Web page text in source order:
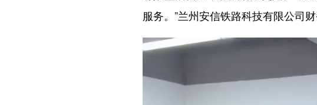
服务。”兰州安信铁路科技有限公司